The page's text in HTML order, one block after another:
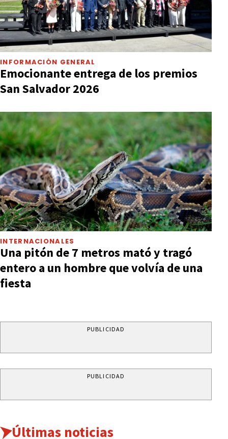
INFORMACIÓN GENERAL
Emocionante entrega de los premios
San Salvador 2026
INTERNACIONALES
Una pitón de 7 metros mató y tragó
entero a un hombre que volvía de una
fiesta
PUBLICIDAD
PUBLICIDAD
Últimas noticias